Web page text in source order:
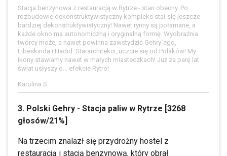
Stacja benzynowa z restauracją w Rytrze - stan obecny. Po
rozbudowie dekonstruktywistyczny kompleks stał się jeszcze
bardziej dekonstruktywistyczny! Nawet rynny są połamane, a
każde okno ma autonomiczną i oryginalną formę. Wyobraźnia
twórcy może, a nawet powinna zawstydzić Gehry`ego,
Libeskinda i Hadid. Stararchitekci, uczcie się od Polaków! My
ikony stawiamy nawet w małych miasteczkach! Już za parę lat
świat usłyszy o... efekcie Rytro!
Karolina S.
3. Polski Gehry - Stacja paliw w Rytrze [3268
głosów/21%]
Na trzecim znalazł się przydrożny hostel z
restauracją i stacją benzynową, który obrał